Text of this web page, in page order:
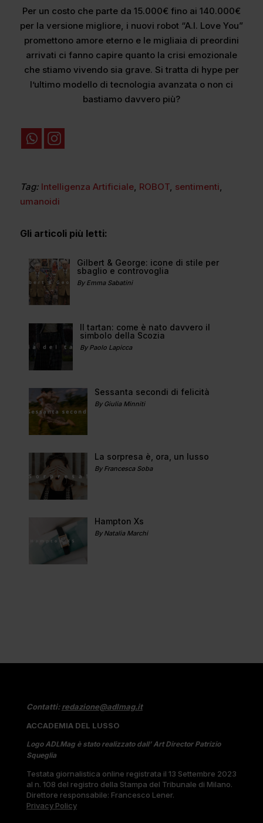
Per un costo che parte da 15.000€ fino ai 140.000€
per la versione migliore, i nuovi robot “A.I. Love You”
promettono amore eterno e le migliaia di preordini
arrivati ci fanno capire quanto la crisi emozionale
che stiamo vivendo sia grave. Si tratta di hype per
l’ultimo modello di tecnologia avanzata o non ci
bastiamo davvero più?
Tag: Intelligenza Artificiale, ROBOT, sentimenti,
umanoidi
Gli articoli più letti:
Gilbert & George: icone di stile per
sbaglio e controvoglia
By Emma Sabatini
Il tartan: come è nato davvero il
simbolo della Scozia
By Paolo Lapicca
Sessanta secondi di felicità
By Giulia Minniti
La sorpresa è, ora, un lusso
By Francesca Soba
Hampton Xs
By Natalia Marchi
Contatti:redazione@adlmag.it
ACCADEMIA DEL LUSSO
Logo ADLMag è stato realizzato dall’ Art Director Patrizio
Squeglia
Testata giornalistica online registrata il 13 Settembre 2023
al n. 108 del registro della Stampa del Tribunale di Milano.
Direttore responsabile: Francesco Lener.
Privacy Policy